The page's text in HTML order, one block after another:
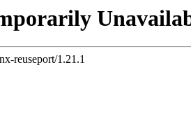
reuseport/1.21.1